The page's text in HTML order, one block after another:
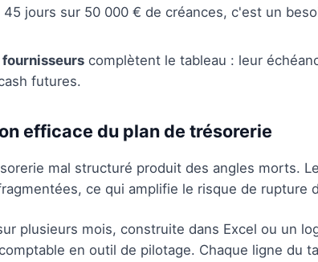
45 jours sur 50 000 € de créances, c'est un
complètent le tableau : leur
futures.
efficace du plan de trésorerie
mal structuré produit des angles morts.
ce qui amplifie le risque de rupture
plusieurs mois, construite dans Excel ou un
en outil de pilotage. Chaque ligne du